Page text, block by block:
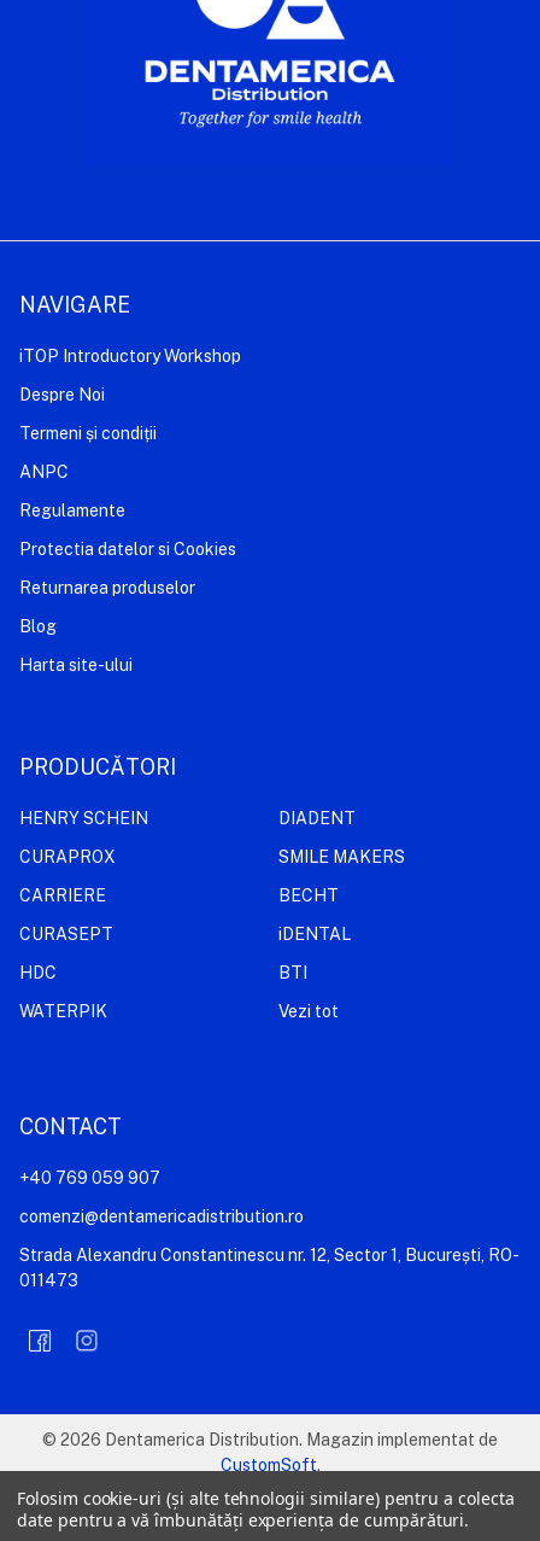
NAVIGARE
iTOP Introductory Workshop
Despre Noi
Termeni și condiții
ANPC
Regulamente
Protectia datelor si Cookies
Returnarea produselor
Blog
Harta site-ului
PRODUCĂTORI
HENRY SCHEIN
CURAPROX
CARRIERE
CURASEPT
HDC
WATERPIK
DIADENT
SMILE MAKERS
BECHT
iDENTAL
BTI
Vezi tot
CONTACT
+40 769 059 907
comenzi@dentamericadistribution.ro
Strada Alexandru Constantinescu nr. 12, Sector 1, București, RO-
011473
© 2026 Dentamerica Distribution. Magazin implementat de
CustomSoft.
Folosim cookie-uri (și alte tehnologii similare) pentru a colecta
date pentru a vă îmbunătăți experiența de cumpărături.